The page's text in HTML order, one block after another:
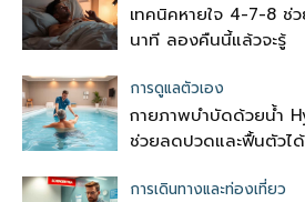
เทคนิคหายใจ 4-7-8 ช่ว
นาที ลองคืนนี้แล้วจะรู้
การดูแลตัวเอง
กายภาพบำบัดด้วยน้ำ
ช่วยลดปวดและฟื้นตัวไ
การเดินทางและท่องเที่ยว